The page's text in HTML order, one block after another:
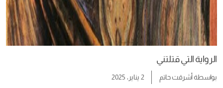
الرواية التي قتلتني
بواسطةأشرقت حاتم 2 يناير، 2025